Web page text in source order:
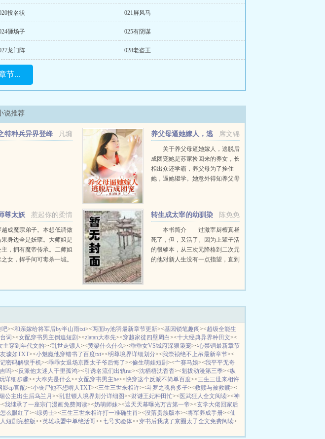
投名状 021屏风马
砸场子 025有阴谋
龙门阵 028老盗王
节...
说推荐
凡墉
特种兵异界登峰 席文锦
养父母逼她嫁人，逃
脱后成团宠
关于养父母逼她嫁人，逃脱后
成团宠她是苏家捡回来的养女，长
相出众还学霸，养父母为了拴住
她，逼她辍学。她意外得知养父母
个家。在...
惹起你的柔情
尊太妖
被迫开挂
越成魔宗弟子。本想低调做
果身边全是妖孽。大师姐是
主，拥有魔帝传承。二师姐
女，挥手间可毒杀一城。
冰封万里。美女师尊更是
陈免免
转生成太宰的幼驯染
之后本书简介 过激宰厨檀真昼
死了，但，又活了。因为上辈子活
的很够本，从三次元降格到二次元
的他对新人生没有一点指望，直到
界！从今天起，他要为...
吧><和亲嫁给将军后by半山雨txt><两面by池羽最新章节更新><基因锁笔趣阁><超级全能生
词><女配穿书男主倒追短剧><zlatan大奉先><穿越家徒四壁周白><十大经典异界种田文><
主穿到年代文的><乱世走镖人><黄梁什么什么><乖乖女VS城府深狠枭宠><心禁锢最新章节
璩如TXT><小魅魔他穿错书了百度txt><明尊境界详细划分><我崇祯绝不上吊最新章节><
密码解锁手机><乖乖女退场京圈太子爷后悔了><偷生萌娃短剧><亠赛马娘><我平平无奇
吗><反派他太迷人千里孤鸿><引诱名流们出轨rar><沈栖梧沈杳杳><魁拔动漫第三季><纵
详细步骤><大奉先是什么><女配穿书男主he><快穿这个反派不简单百度><三生三世来相许
影cp官配><小丧尸他不想啃人TXT><三生三世来相许><斗罗之魂兽多子><救赎与被救赎><
公主出生后乌兰月 ><乱世镖人境界划分详细图><财谜王妃种田忙>< 医武狂人全文阅读><神
我继承了一座宗门漫画免费阅读><奶萌师妹><遮天天幕曝光万古第一帝><玄学大佬回家后
么眼红了><绿勇士><三生三世来相许打一准确生肖><没落贵族版本><将军养成手册><仙
短剧完整版><英雄联盟中单绝活哥><七号实验体><穿书后我成了京圈太子全文免费阅读>